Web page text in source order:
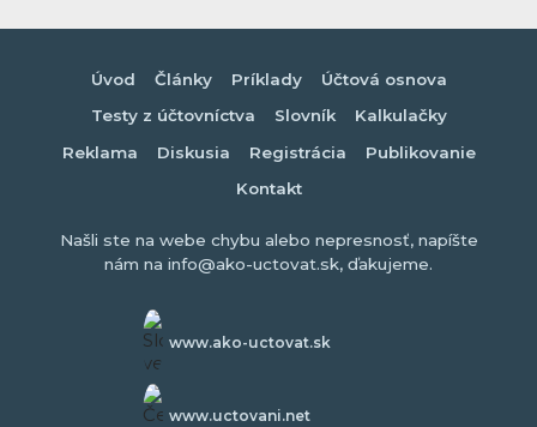
Úvod Články Príklady
Účtová osnova
Testy z účtovníctva
Slovník
Kalkulačky
Reklama
Diskusia Registrácia
Publikovanie
Kontakt
Našli ste na webe chybu alebo nepresnosť, napíšte
nám na info@ako-uctovat.sk, ďakujeme.
www.ako-uctovat.sk
www.uctovani.net